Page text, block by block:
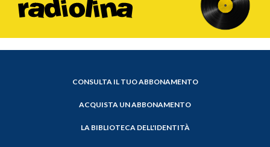
CONSULTA IL TUO ABBONAMENTO
ACQUISTA UN ABBONAMENTO
LA BIBLIOTECA DELL'IDENTITÀ